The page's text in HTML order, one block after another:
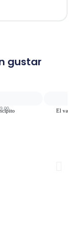
gustar
El